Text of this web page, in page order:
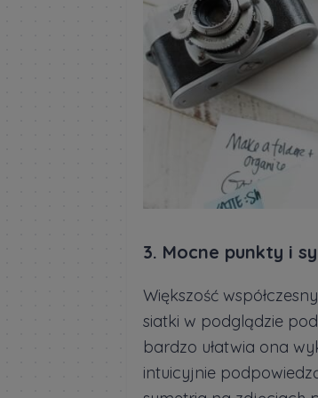
3. Mocne punkty i
Większość
siatki w podglądzie
bardzo ułatwia ona
intuicyjnie